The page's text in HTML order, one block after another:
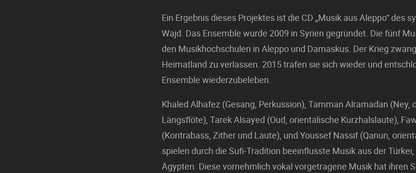
Ein Ergebnis dieses Projektes ist die CD „Musik aus Aleppo“ des
Wajd. Das Ensemble wurde 2009 in Syrien gegründet. Die fünf
den Musikhochschulen in Aleppo und Damaskus. Der Krieg
Heimatland zu verlassen. 2015 trafen sie sich wieder und
Ensemble wiederzubeleben.
Khaled Alhafez (Gesang, Perkussion), Tamman Alramadan (Ney,
Längsflöte), Tarek Alsayed (Oud, orientalische Kurzhalslaute),
(Kontrabass, Zither und Laute), und Youssef Nassif (Qanun,
spielen durch die Sufi-Tradition beeinflusste Musik aus der Türkei,
Ägypten. Diese vornehmlich vokal vorgetragene Musik hat ihren